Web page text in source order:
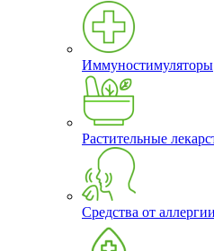
Иммуностимуляторы
Растительные
Средства от аллергии